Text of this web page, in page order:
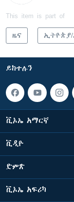
This item is part of
ዜና
ይከተሉን
ቪኦኤ አማርኛ
ቪዲዮ
ድምጽ
ቪኦኤ አፍሪካ